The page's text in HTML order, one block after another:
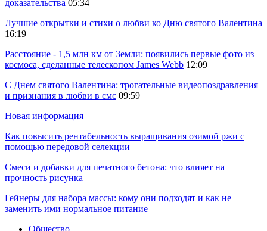
доказательства 05:34
Лучшие открытки и стихи о любви ко Дню святого Валентина
16:19
Расстояние - 1,5 млн км от Земли: появились первые фото из
космоса, сделанные телескопом James Webb 12:09
С Днем святого Валентина: трогательные видеопоздравления
и признания в любви в смс 09:59
Новая информация
Как повысить рентабельность выращивания озимой ржи с
помощью передовой селекции
Смеси и добавки для печатного бетона: что влияет на
прочность рисунка
Гейнеры для набора массы: кому они подходят и как не
заменить ими нормальное питание
Общество